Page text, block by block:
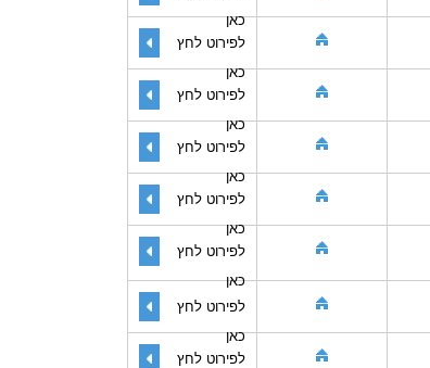
כאן
לפירוט לחץ
כאן
לפירוט לחץ
כאן
לפירוט לחץ
כאן
לפירוט לחץ
כאן
לפירוט לחץ
כאן
לפירוט לחץ
כאן
לפירוט לחץ